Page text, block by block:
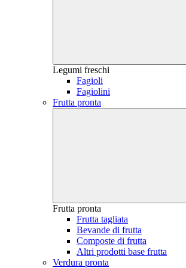
Legumi freschi
Fagioli
Fagiolini
Frutta pronta
Frutta pronta
Frutta tagliata
Bevande di frutta
Composte di frutta
Altri prodotti base frutta
Verdura pronta